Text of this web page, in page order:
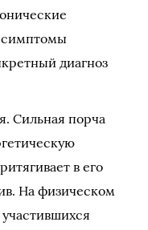
симптомы
диагноз
Сильная порча
в его
На физическом